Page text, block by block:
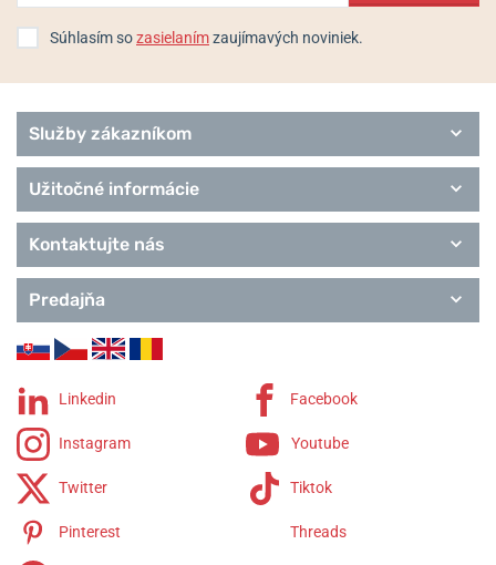
Súhlasím sozasielanímzaujímavých noviniek.
Služby zákazníkom
Užitočné informácie
Kontaktujte nás
Predajňa
Linkedin Facebook
Instagram Youtube
Twitter Tiktok
Pinterest Threads